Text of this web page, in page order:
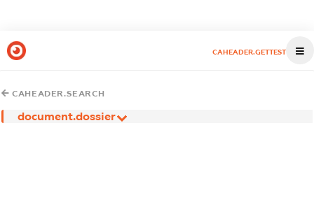
CAHEADER.GETTEST
CAHEADER.SEARCH
document.dossier